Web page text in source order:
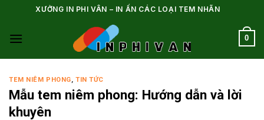
nội
XƯỞNG IN PHI VÂN – IN ẤN CÁC LOẠI TEM NHÃN
0
TEM NIÊM PHONG, TIN TỨC
Mẫu tem niêm phong: Hướng dẫn và lời
khuyên